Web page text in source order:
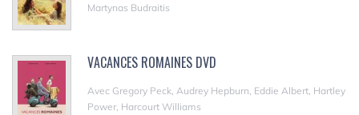
Martynas Budraitis
VACANCES ROMAINES DVD
Avec Gregory Peck, Audrey Hepburn, Eddie Albert, Hartley
Power, Harcourt Williams